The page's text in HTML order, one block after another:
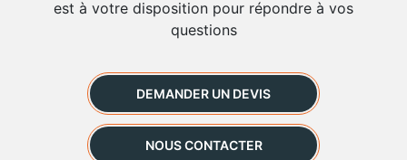
est à votre disposition pour répondre à vos
questions
DEMANDER UN DEVIS
NOUS CONTACTER